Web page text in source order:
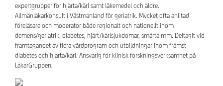
expertgrupper för hjärta/kärl samt läkemedel och äldre.
Allmänläkarkonsult i Västmanland för geriatrik. Mycket ofta anlitad
föreläsare och moderator både regionalt och nationellt inom
demens/geriatrik, diabetes, hjärt/kärlsjukdomar, smärta mm. Deltagit vid
framtagandet av flera vårdprogram och utbildningar inom främst
diabetes och hjärta/kärl. Ansvarig för klinisk forskningsverksamhet på
LäkarGruppen.